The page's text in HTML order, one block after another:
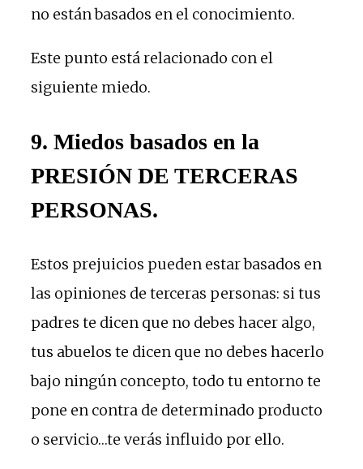
no están basados en el conocimiento.
Este punto está relacionado con el
siguiente miedo.
9. Miedos basados en la
PRESIÓN DE TERCERAS
PERSONAS.
Estos prejuicios pueden estar basados en
las opiniones de terceras personas: si tus
padres te dicen que no debes hacer algo,
tus abuelos te dicen que no debes hacerlo
bajo ningún concepto, todo tu entorno te
pone en contra de determinado producto
o servicio…te verás influido por ello.